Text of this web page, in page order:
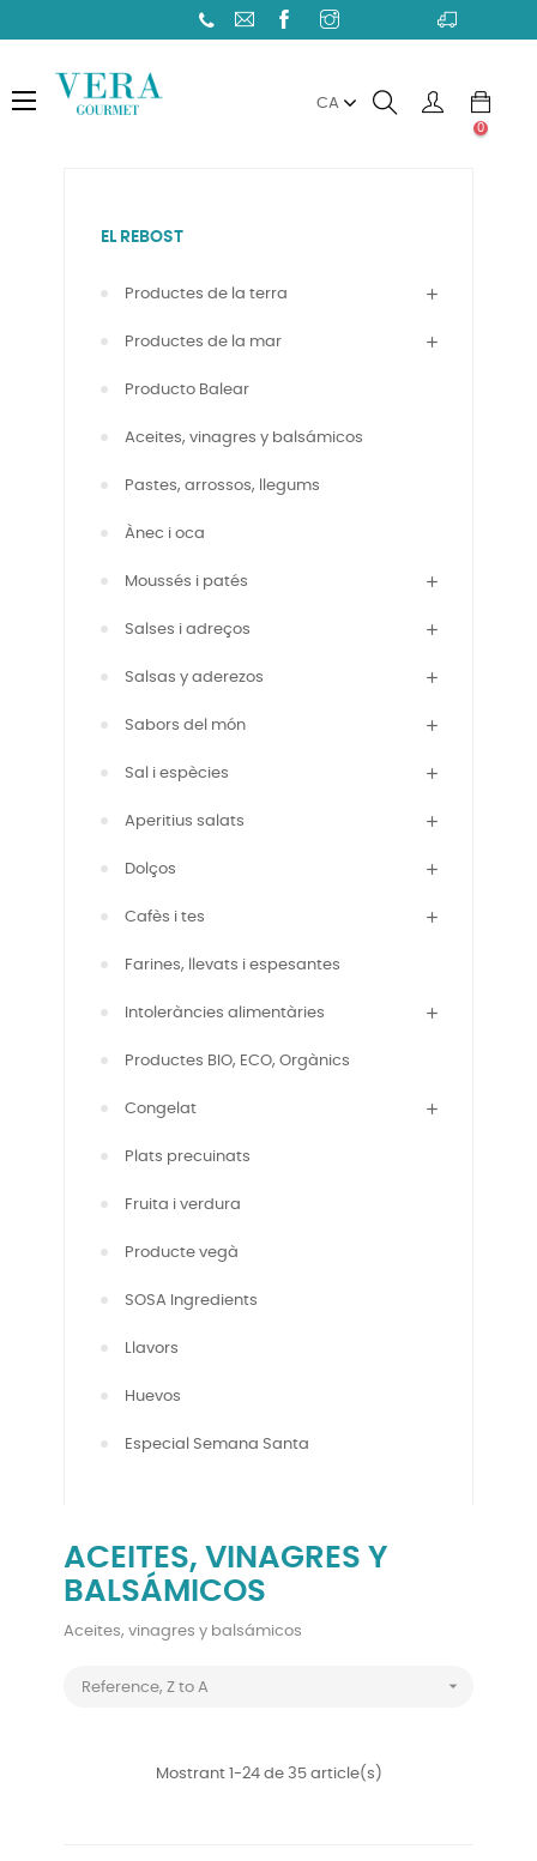
Toggle
☰ CA
0
EL REBOST
Productes de la terra
Productes de la mar
Producto Balear
Aceites, vinagres y balsámicos
Pastes, arrossos, llegums
Ànec i oca
Moussés i patés
Salses i adreços
Salsas y aderezos
Sabors del món
Sal i espècies
Aperitius salats
Dolços
Cafès i tes
Farines, llevats i espesantes
Intoleràncies alimentàries
Productes BIO, ECO, Orgànics
Congelat
Plats precuinats
Fruita i verdura
Producte vegà
SOSA Ingredients
Llavors
Huevos
Especial Semana Santa
ACEITES, VINAGRES Y
BALSÁMICOS
Aceites, vinagres y balsámicos
Reference, Z to A 
Mostrant 1-24 de 35 article(s)